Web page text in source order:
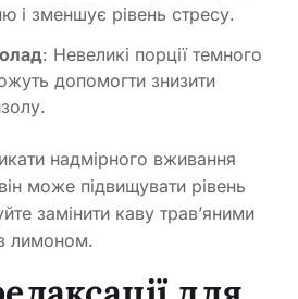
і зменшує рівень стресу.
: Невеликі порції темного
допомогти знизити
надмірного вживання
може підвищувати рівень
замінити каву трав’яними
лимоном.